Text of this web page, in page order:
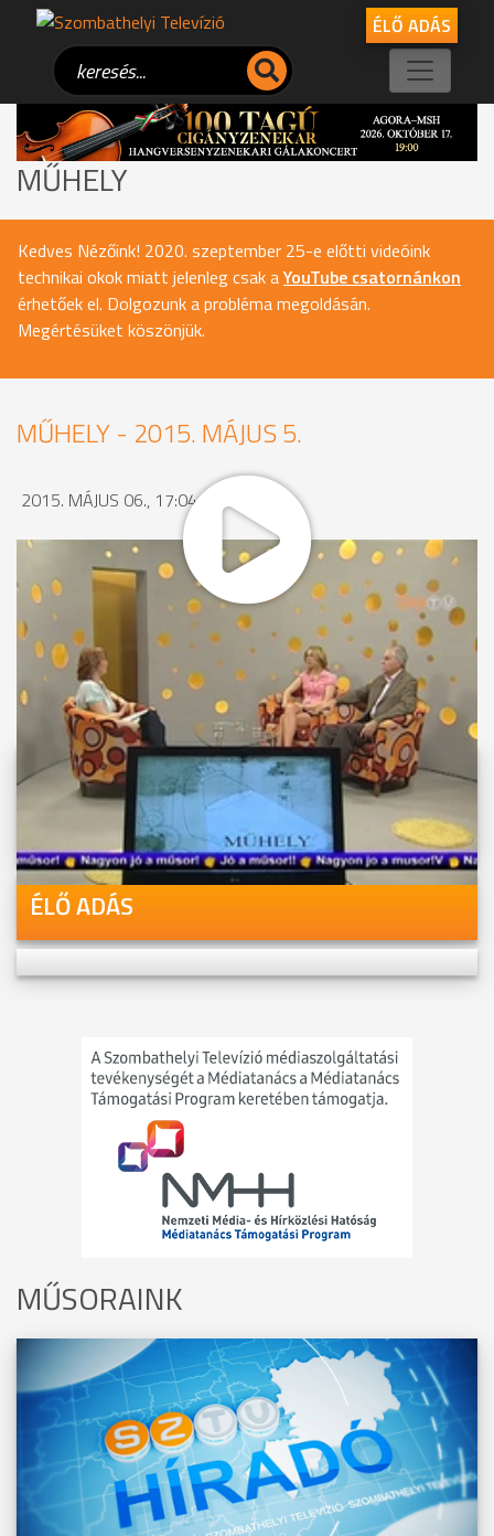
ÉLŐ ADÁS
MŰHELY
Kedves Nézőink! 2020. szeptember 25-e előtti videóink
technikai okok miatt jelenleg csak aYouTube csatornánkon
érhetőek el. Dolgozunk a probléma megoldásán.
Megértésüket köszönjük.
MŰHELY - 2015. MÁJUS 5.
2015. MÁJUS 06., 17:04
MEGOSZTÁS
Videóink megtekinthetőek
Youtube-csatornánkon is!
ÉLŐ ADÁS
MŰSORAINK